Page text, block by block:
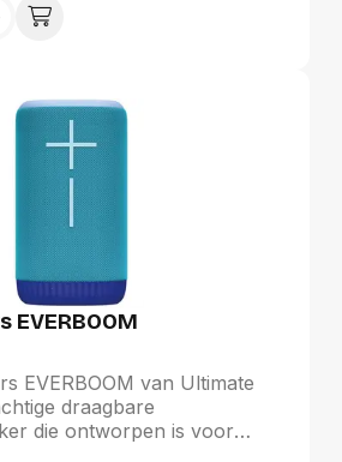
EVERBOOM
EVERBOOM van Ultimate
draagbare
die ontworpen is voor